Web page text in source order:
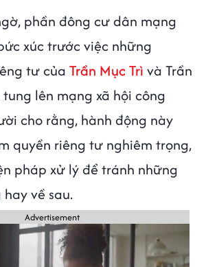
phần đông cư dân mạng
xúc trước việc những
tư của Trần Mục Trì và Trần
lên mạng xã hội công
cho rằng, hành động này
quyền riêng tư nghiêm trọng,
pháp xử lý để tránh những
về sau.
Advertisement